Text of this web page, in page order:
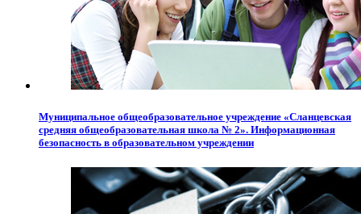
Муниципальное общеобразовательное учреждение «Сланцевская
средняя общеобразовательная школа № 2». Информационная
безопасность в образовательном учреждении